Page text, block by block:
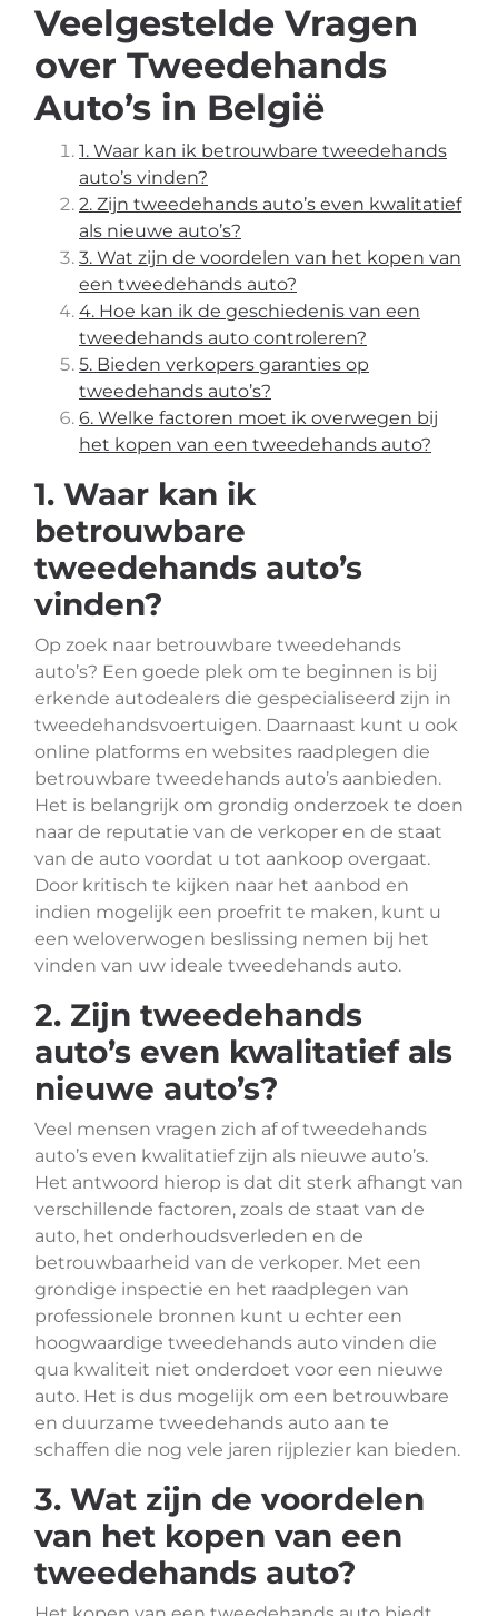
Veelgestelde Vragen
over Tweedehands
Auto’s in België
1. Waar kan ik betrouwbare tweedehands
auto’s vinden?
2. Zijn tweedehands auto’s even kwalitatief
als nieuwe auto’s?
3. Wat zijn de voordelen van het kopen van
een tweedehands auto?
4. Hoe kan ik de geschiedenis van een
tweedehands auto controleren?
5. Bieden verkopers garanties op
tweedehands auto’s?
6. Welke factoren moet ik overwegen bij
het kopen van een tweedehands auto?
1. Waar kan ik
betrouwbare
tweedehands auto’s
vinden?
Op zoek naar betrouwbare tweedehands
auto’s? Een goede plek om te beginnen is bij
erkende autodealers die gespecialiseerd zijn in
tweedehandsvoertuigen. Daarnaast kunt u ook
online platforms en websites raadplegen die
betrouwbare tweedehands auto’s aanbieden.
Het is belangrijk om grondig onderzoek te doen
naar de reputatie van de verkoper en de staat
van de auto voordat u tot aankoop overgaat.
Door kritisch te kijken naar het aanbod en
indien mogelijk een proefrit te maken, kunt u
een weloverwogen beslissing nemen bij het
vinden van uw ideale tweedehands auto.
2. Zijn tweedehands
auto’s even kwalitatief als
nieuwe auto’s?
Veel mensen vragen zich af of tweedehands
auto’s even kwalitatief zijn als nieuwe auto’s.
Het antwoord hierop is dat dit sterk afhangt van
verschillende factoren, zoals de staat van de
auto, het onderhoudsverleden en de
betrouwbaarheid van de verkoper. Met een
grondige inspectie en het raadplegen van
professionele bronnen kunt u echter een
hoogwaardige tweedehands auto vinden die
qua kwaliteit niet onderdoet voor een nieuwe
auto. Het is dus mogelijk om een betrouwbare
en duurzame tweedehands auto aan te
schaffen die nog vele jaren rijplezier kan bieden.
3. Wat zijn de voordelen
van het kopen van een
tweedehands auto?